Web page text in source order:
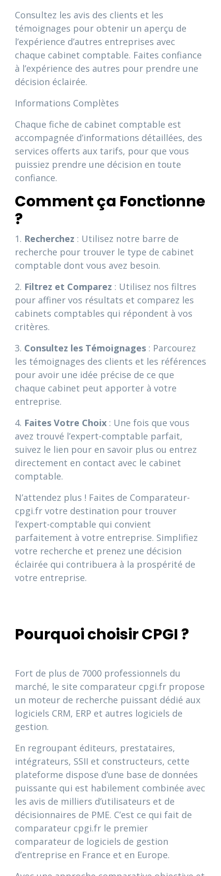
Consultez les avis des clients et les
témoignages pour obtenir un aperçu de
l’expérience d’autres entreprises avec
chaque cabinet comptable. Faites confiance
à l’expérience des autres pour prendre une
décision éclairée.
Informations Complètes
Chaque fiche de cabinet comptable est
accompagnée d’informations détaillées, des
services offerts aux tarifs, pour que vous
puissiez prendre une décision en toute
confiance.
Comment ça Fonctionne
?
1. Recherchez : Utilisez notre barre de
recherche pour trouver le type de cabinet
comptable dont vous avez besoin.
2. Filtrez et Comparez : Utilisez nos filtres
pour affiner vos résultats et comparez les
cabinets comptables qui répondent à vos
critères.
3. Consultez les Témoignages : Parcourez
les témoignages des clients et les références
pour avoir une idée précise de ce que
chaque cabinet peut apporter à votre
entreprise.
4. Faites Votre Choix : Une fois que vous
avez trouvé l’expert-comptable parfait,
suivez le lien pour en savoir plus ou entrez
directement en contact avec le cabinet
comptable.
N’attendez plus ! Faites de Comparateur-
cpgi.fr votre destination pour trouver
l’expert-comptable qui convient
parfaitement à votre entreprise. Simplifiez
votre recherche et prenez une décision
éclairée qui contribuera à la prospérité de
votre entreprise.
Pourquoi choisir CPGI ?
Fort de plus de 7000 professionnels du
marché, le site comparateur cpgi.fr propose
un moteur de recherche puissant dédié aux
logiciels CRM, ERP et autres logiciels de
gestion.
En regroupant éditeurs, prestataires,
intégrateurs, SSII et constructeurs, cette
plateforme dispose d’une base de données
puissante qui est habilement combinée avec
les avis de milliers d’utilisateurs et de
décisionnaires de PME. C’est ce qui fait de
comparateur cpgi.fr le premier
comparateur de logiciels de gestion
d’entreprise en France et en Europe.